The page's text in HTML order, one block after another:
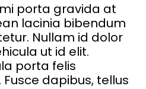
porta gravida at
lacinia bibendum
Nullam id dolor
ut id elit.
porta felis
dapibus, tellus